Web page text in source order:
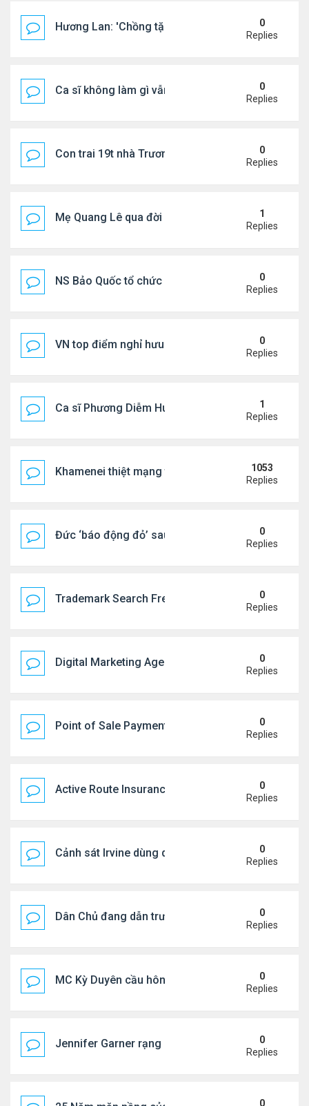
Hương Lan: 'Chồng tặng tôi khu vườn tình yêu'
0
Replies
Ca sĩ không làm gì vẫn kiếm được 400 triệu đồng/
0
Replies
Con trai 19t nhà Trương Bá Chi - Tạ Đình Phong
0
Replies
Mẹ Quang Lê qua đời sau 2 năm đột quỵ. 1
Replies
NS Bảo Quốc tổ chức sn cho bà xã
0
Replies
VN top điểm nghỉ hưu lý tưởng cho người Mỹ
0
Replies
Ca sĩ Phương Diễm Huyền bị khởi tố
1
Replies
Khamenei thiệt mạng trong cuộc tấn công phối
1053
Replies
Đức ‘báo động đỏ’ sau vụ phát hiện UAV mang
0
Replies
Trademark Search Free – Is It Worth Doing
0
Replies
Digital Marketing Agency NYC | Strategic Online
0
Replies
Point of Sale Payment Processing: Why 0
Replies
Active Route Insurance
0
Replies
Cảnh sát Irvine dùng drone bắt kẻ trộm trong
0
Replies
Dân Chủ đang dẫn trước Cộng Hòa trong các
0
Replies
MC Kỳ Duyên cầu hôn lại chồng cũ
0
Replies
Jennifer Garner rạng rỡ bên bạn trai kém 6 tuổi
0
Replies
0